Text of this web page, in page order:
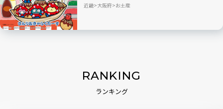
登場
近畿 大阪府 お土産
RANKING
ランキング